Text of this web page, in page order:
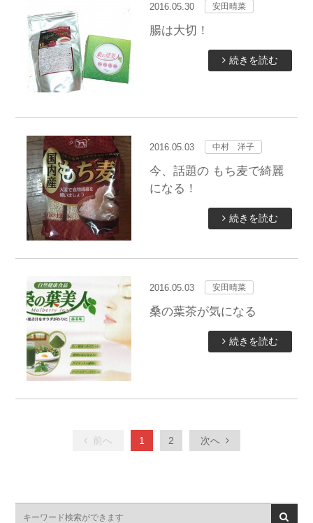
2016.05.30 安田晴菜
腸は大切！
続きを読む
2016.05.03 中村 洋子
今、話題の もち麦で綺麗
になる！
続きを読む
2016.05.03 安田晴菜
桑の葉茶が気になる
続きを読む
前へ 1 2 次へ